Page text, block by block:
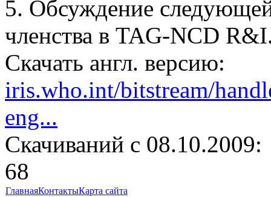
5. Обсуждение
членства в TAG-NCD
Скачать англ. версию:
iris.who.int/bitstream/
eng...
Cкачиваний с 08.10.2009:
68
ГлавнаяКонтактыКарта сайта